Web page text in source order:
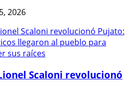
2026
Scaloni revolucionó